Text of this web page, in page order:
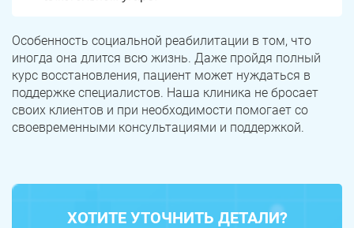
Особенность социальной реабилитации в том, что
иногда она длится всю жизнь. Даже пройдя полный
курс восстановления, пациент может нуждаться в
поддержке специалистов. Наша клиника не бросает
своих клиентов и при необходимости помогает со
своевременными консультациями и поддержкой.
ХОТИТЕ УТОЧНИТЬ ДЕТАЛИ?